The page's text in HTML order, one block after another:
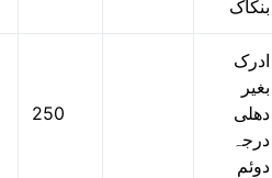
بنکاک
250
ادرک
بغیر
دھلی
درجہ
دوئم